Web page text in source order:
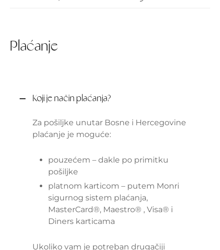
Plaćanje
Koji je način plaćanja?
Za pošiljke unutar Bosne i Hercegovine
plaćanje je moguće:
pouzećem – dakle po primitku
pošiljke
platnom karticom – putem Monri
sigurnog sistem plaćanja,
MasterCard®, Maestro® , Visa® i
Diners karticama
Ukoliko vam je potreban drugačiji